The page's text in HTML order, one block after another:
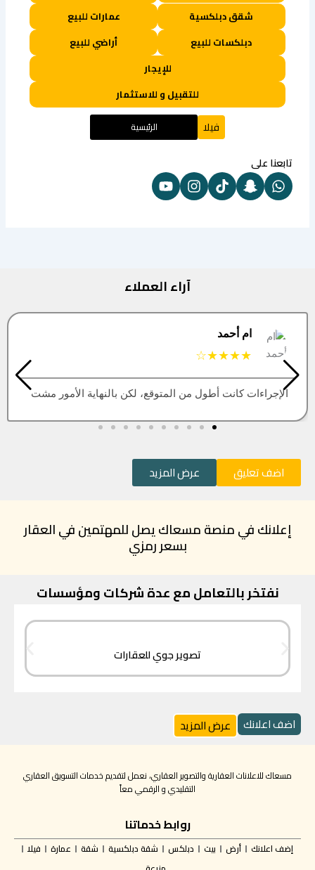
شقق دبلكسية
عمارات للبيع
دبلكسات للبيع
أراضي للبيع
للإيجار
للتقبيل و للاستثمار
فيلا الرئيسية
تابعنا على
آراء العملاء
مشت العقار اللي كنت أبيه طلع مباع، أتمنى التحديث
اضف تعليق عرض المزيد
إعلانك في منصة مسعاك يصل للمهتمين في العقار
بسعر رمزي
نفتخر بالتعامل مع عدة شركات ومؤسسات
تصوير جوي للعقارات
اضف اعلانك عرض المزيد
مسعاك للاعلانات العقارية والتصوير العقاري، نعمل لتقديم خدمات التسويق العقاري
التقليدي و الرقمي معاً
روابط خدماتنا
إضف اعلانك أرض بيت دبلكس شقة دبلكسية شقة عمارة
فيلا